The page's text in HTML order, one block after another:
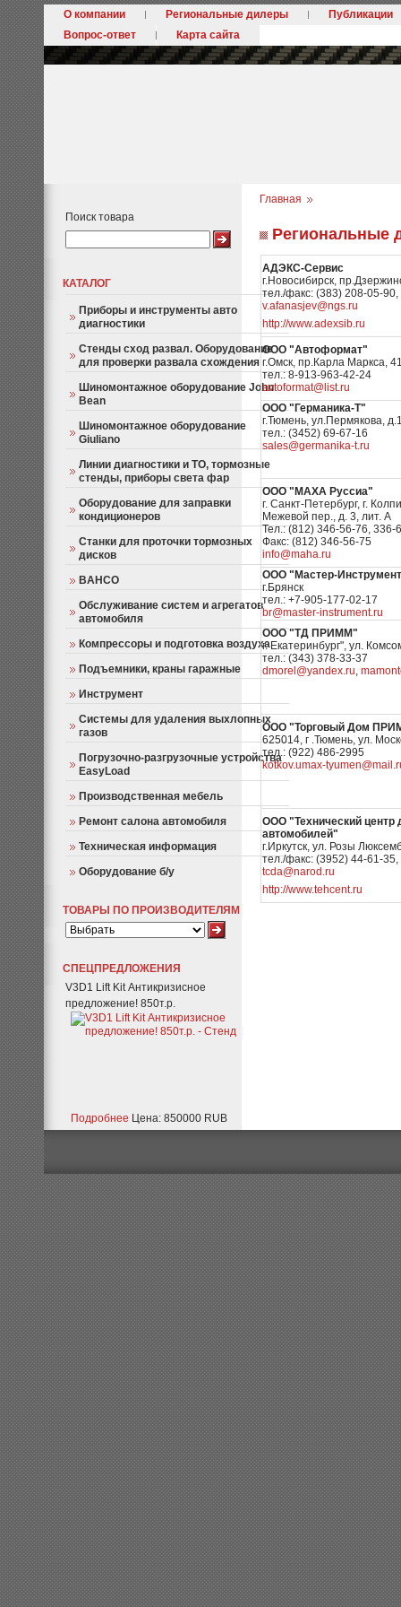
О компании Региональные дилеры
Публикации
Вопрос-ответ
Карта сайта
Поиск товара
КАТАЛОГ
Приборы и инструменты авто
диагностики
Стенды сход развал. Оборудование
для проверки развала схождения
Шиномонтажное оборудование John
Bean
Шиномонтажное оборудование
Giuliano
Линии диагностики и ТО, тормозные
стенды, приборы света фар
Оборудование для заправки
кондиционеров
Станки для проточки тормозных
дисков
BAHCO
Обслуживание систем и агрегатов
автомобиля
Компрессоры и подготовка воздуха
Подъемники, краны гаражные
Инструмент
Системы для удаления выхлопных
газов
Погрузочно-разгрузочные устройства
EasyLoad
Производственная мебель
Ремонт салона автомобиля
Техническая информация
Оборудование б/у
ТОВАРЫ ПО ПРОИЗВОДИТЕЛЯМ
СПЕЦПРЕДЛОЖЕНИЯ
V3D1 Lift Kit Антикризисное
предложение! 850т.р.
Подробнее Цена: 850000 RUB
Главная
Региональные
АДЭКС-Сервис
г.Новосибирск,
тел./факс: (383) 208-05-
v.afanasjev@ngs.ru
http://www.adexsib.ru
ООО "Автоформат"
г.Омск, пр.Карла Маркса,
тел.: 8-913-963-42-24
avtoformat@list.ru
ООО "Германика-Т"
г.Тюмень, ул.Пермякова,
тел.: (3452) 69-67-16
sales@germanika-t.ru
ООО "МАХА Руссиа"
г. Санкт-Петербург, г.
Межевой пер., д. 3, лит. А
Тел.: (812) 346-56-76, 336-
Факс: (812) 346-56-75
info@maha.ru
ООО "Мастер-
г.Брянск
тел.: +7-905-177-02-17
br@master-instrument.ru
ООО "ТД ПРИММ"
г. Екатеринбург", ул.
тел.: (343) 378-33-37
dmorel@yandex.ru,
ООО "Торговый Дом
625014, г .Тюмень, ул.
тел.: (922) 486-2995
kotkov.umax-
ООО "Технический центр
автомобилей"
г.Иркутск, ул. Розы
тел./факс: (3952) 44-61-
tcda@narod.ru
http://www.tehcent.ru